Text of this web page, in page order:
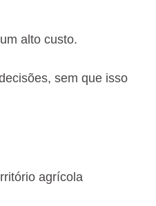
alto custo.
sem que isso
agrícola